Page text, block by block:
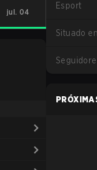
jul. 04
Esport
Situado en